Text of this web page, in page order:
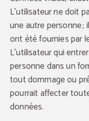
L'utilisateur ne doit
une autre personne ;
ont été fournies par
L'utilisateur qui
personne dans un
tout dommage ou
pourrait affecter
données.
Le
Nous